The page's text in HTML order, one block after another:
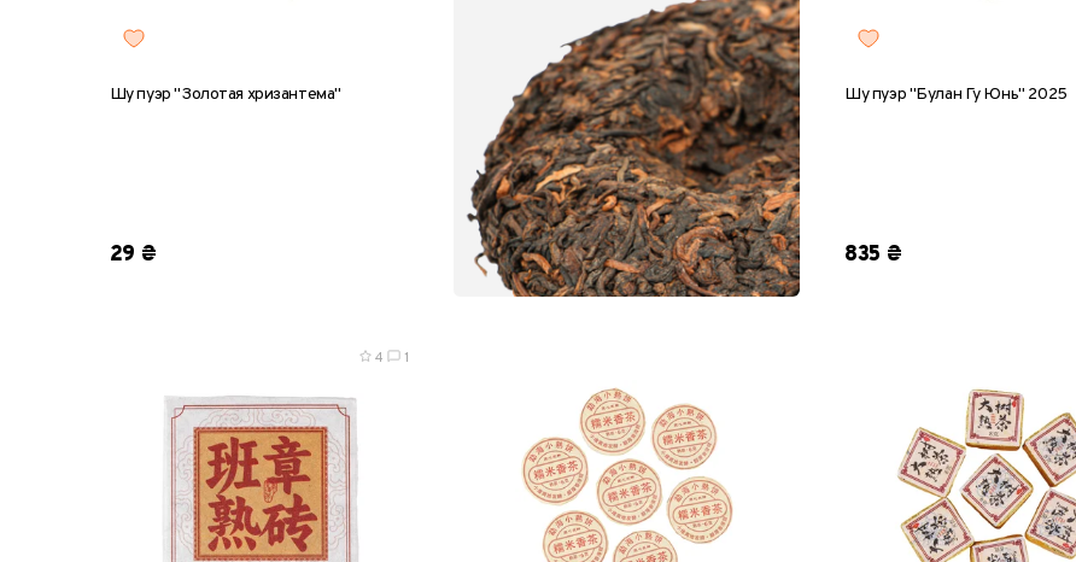
Шу пуэр "Золотая хризантема"
29 ₴
Шу пуэр "Булан Гу Юнь" 2025
835 ₴
4 1